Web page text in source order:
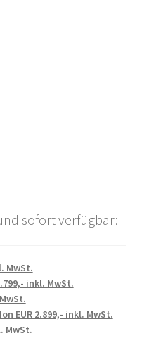
sofort verfügbar:
MwSt.
inkl. MwSt.
EUR 2.899,- inkl. MwSt.
MwSt.